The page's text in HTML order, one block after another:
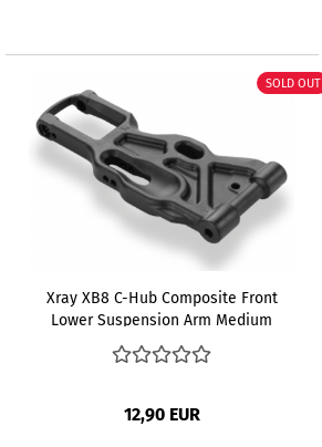
SOLD OUT
Xray XB8 C-Hub Composite Front
Lower Suspension Arm Medium
12,90 EUR